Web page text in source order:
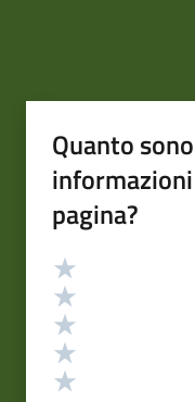
Quanto
pagina?
Valutazione